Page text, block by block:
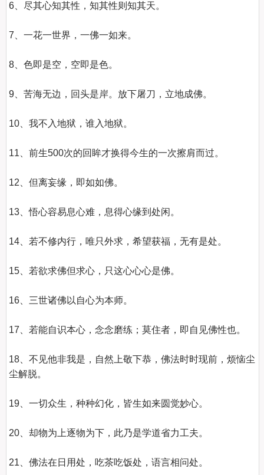
6、尽其心知其性，知其性则知其天。
7、一花一世界，一佛一如来。
8、色即是空，空即是色。
9、苦海无边，回头是岸。放下屠刀，立地成佛。
10、我不入地狱，谁入地狱。
11、前生500次的回眸才换得今生的一次擦肩而过。
12、但离妄缘，即如如佛。
13、悟心容易息心难，息得心缘到处闲。
14、若不修内行，唯只外求，希望获福，无有是处。
15、若欲求佛但求心，只这心心心是佛。
16、三世诸佛以自心为本师。
17、若能自识本心，念念磨练；莫住者，即自见佛性也。
18、不见他非我是，自然上敬下恭，佛法时时现前，烦恼尘
尘解脱。
19、一切众生，种种幻化，皆生如来圆觉妙心。
20、却物为上逐物为下，此乃是学道省力工夫。
21、佛法在日用处，吃茶吃饭处，语言相问处。